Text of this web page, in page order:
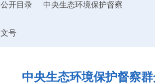
公开目录 中央生态环境保护督察
文号
中央生态环境保护督察